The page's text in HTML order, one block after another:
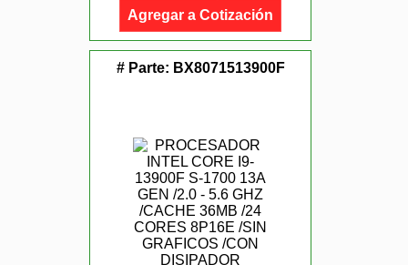
Agregar a Cotización
# Parte: BX8071513900F